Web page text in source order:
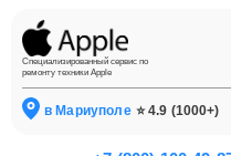
Специализированный сервис по
ремонту техники Apple
в Мариуполе ⭐ 4.9 (1000+)